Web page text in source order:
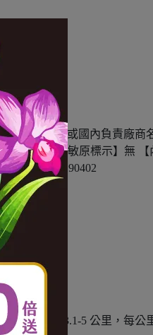
【製造廠商或國內負責廠商
樓 【食物過敏原標示】無
號：1-008-190402
加 10元。3.1-5 公里，每公